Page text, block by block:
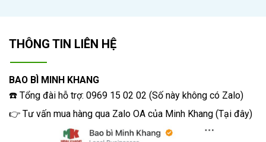
THÔNG TIN LIÊN HỆ
BAO BÌ MINH KHANG
☎️ Tổng đài hỗ trợ: 0969 15 02 02 (Số này không có Zalo)
👉 Tư vấn mua hàng qua Zalo OA của Minh Khang (Tại đây)